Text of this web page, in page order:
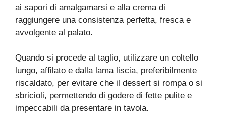
ai sapori di amalgamarsi e alla crema di
raggiungere una consistenza perfetta, fresca e
avvolgente al palato.
Quando si procede al taglio, utilizzare un coltello
lungo, affilato e dalla lama liscia, preferibilmente
riscaldato, per evitare che il dessert si rompa o si
sbricioli, permettendo di godere di fette pulite e
impeccabili da presentare in tavola.